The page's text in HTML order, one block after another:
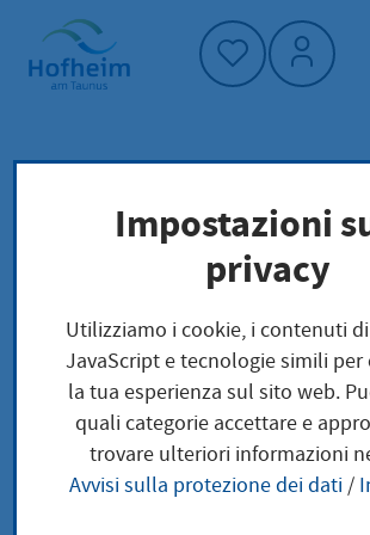
Home"
Pagina iniziale Economia
Servizio commerciale
Servizio
Informazioni e
Impostazioni
privacy
Utilizziamo i cookie, i contenuti
JavaScript e tecnologie simili
la tua esperienza sul sito web.
quali categorie accettare e
trovare ulteriori informazioni
Avvisi sulla protezione dei dati/